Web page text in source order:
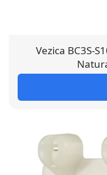
Vezica BC3S-